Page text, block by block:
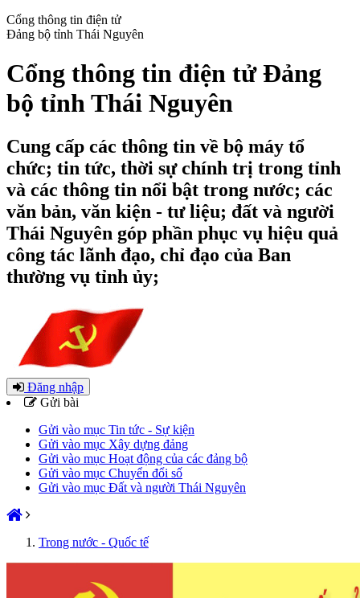
Cổng thông tin điện tử
Đảng bộ tỉnh Thái Nguyên
Cổng thông tin điện tử Đảng
bộ tỉnh Thái Nguyên
Cung cấp các thông tin về bộ máy tổ
chức; tin tức, thời sự chính trị trong tỉnh
và các thông tin nổi bật trong nước; các
văn bản, văn kiện - tư liệu; đất và người
Thái Nguyên góp phần phục vụ hiệu quả
công tác lãnh đạo, chỉ đạo của Ban
thường vụ tỉnh ủy;
Đăng nhập
Gửi bài
Gửi vào mục Tin tức - Sự kiện
Gửi vào mục Xây dựng đảng
Gửi vào mục Hoạt động của các đảng bộ
Gửi vào mục Chuyển đổi số
Gửi vào mục Đất và người Thái Nguyên
Trong nước - Quốc tế